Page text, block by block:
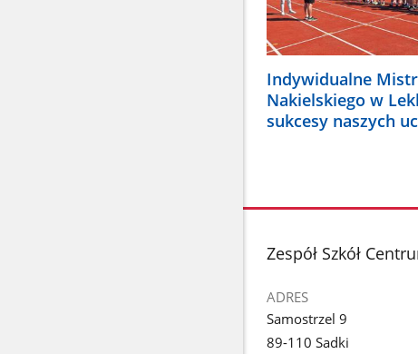
Indywidualne
Nakielskiego w
sukcesy naszych
stopka
Zespół Szkół
ADRES
Samostrzel 9
89-110 Sadki